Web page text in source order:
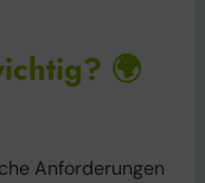
🌍
Anforderungen